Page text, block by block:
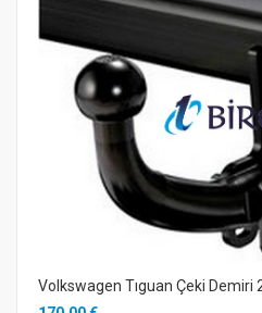
Volkswagen Tıguan Çeki Demiri